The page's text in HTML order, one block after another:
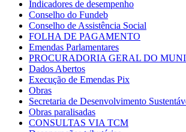
Indicadores de desempenho
Conselho do Fundeb
Conselho de Assistência Social
FOLHA DE PAGAMENTO
Emendas Parlamentares
PROCURADORIA GERAL DO
Dados Abertos
Execução de Emendas Pix
Obras
Secretaria de Desenvolvimento
Obras paralisadas
CONSULTAS VIA TCM